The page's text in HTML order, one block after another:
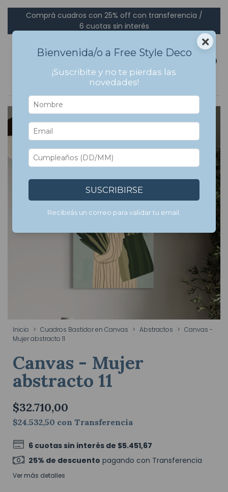
Comprá cuadros con 25% off con transferencia /
6 cuotas sin interés
Inicio > Cuadros Bastidor en Canvas > Abstractos > Canvas -
Mujer abstracto 11
Canvas - Mujer
abstracto 11
$32.710,00
$24.532,50 con Transferencia
6 cuotas sin interés de $5.451,67
25% de descuento pagando con Transferencia
Ver más detalles
×
Bienvenida/o a Free Style Deco
¡Suscribite y no te pierdas las
novedades!
SUSCRIBIRSE
Recibirás un correo para validar tu email.